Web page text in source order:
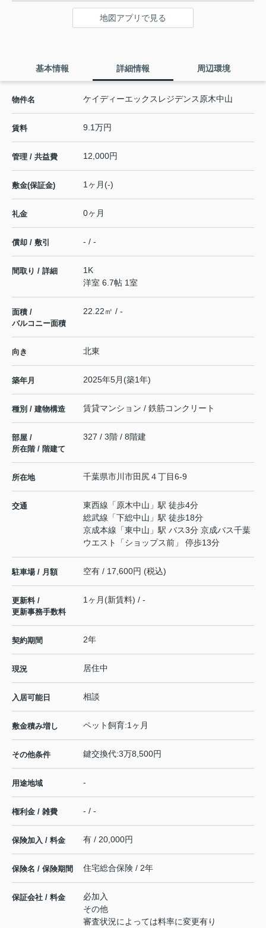
地図アプリで見る
基本情報 詳細情報 周辺環境
物件名 ケイディーエックスレジデンス原木中山
賃料 9.1万円
管理 / 共益費 12,000円
敷金(保証金) 1ヶ月(-)
礼金 0ヶ月
償却 / 敷引 - / -
間取り / 詳細
1K
洋室 6.7帖 1室
面積 /
バルコニー面積
22.22㎡ / -
向き 北東
築年月 2025年5月(築1年)
種別 / 建物構造 賃貸マンション / 鉄筋コンクリート
部屋 /
所在階 / 階建て
327 / 3階 / 8階建
所在地 千葉県市川市田尻４丁目6-9
交通 東西線 「 原木中山 」駅 徒歩4分
総武線 「下総中山 」駅 徒歩18分
京成本線 「東中山 」駅 バス3分 京成バス千葉
ウエスト「ショップス前」 停歩13分
駐車場 / 月額 空有 / 17,600円 (税込)
更新料 /
更新事務手数料
1ヶ月(新賃料) / -
契約期間 2年
現況 居住中
入居可能日 相談
敷金積み増し ペット飼育:1ヶ月
その他条件 鍵交換代:3万8,500円
用途地域 -
権利金 / 雑費 - / -
保険加入 / 料金 有 / 20,000円
保険名 / 保険期間 住宅総合保険 / 2年
保証会社 / 料金
必加入
その他
審査状況によっては料率に変更有り